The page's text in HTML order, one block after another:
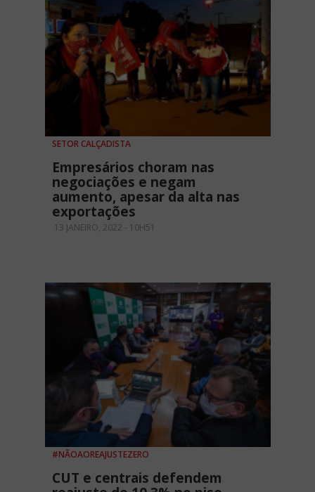
SETOR CALÇADISTA
Empresários choram nas
negociações e negam
aumento, apesar da alta nas
exportações
13 JANEIRO, 2022 - 10H51
#NÃOAOREAJUSTEZERO
CUT e centrais defendem